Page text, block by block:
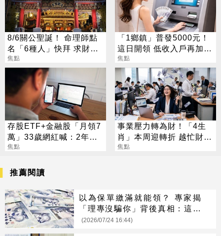
8/6關公聖誕！ 命理師點
名「6種人」快拜 求財求
職保平安
焦點
「1鄉鎮」普發5000元！
這日開領 低收入戶再加碼
2000元
焦點
存股ETF+金融股「月領7
萬」33歲網紅喊：2年內
要退休
焦點
事業壓力轉為財！「4生
肖」本周迎轉折 越忙財運
越旺
焦點
推薦閱讀
以為保單繳滿就能領？ 專家揭
「理專沒騙你」背後真相：這點
最可怕
(2026/07/24 16:44)